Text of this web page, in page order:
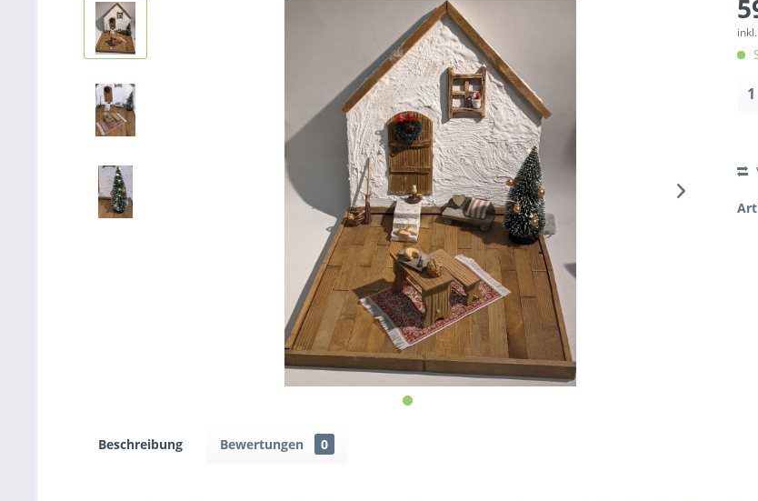
Beschreibung Bewertungen 0